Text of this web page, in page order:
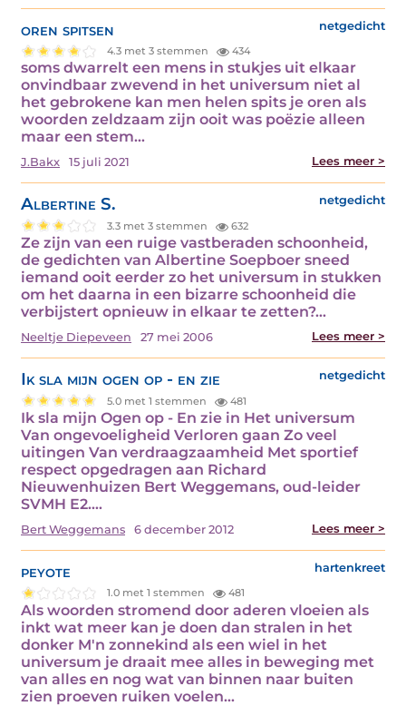
oren spitsen netgedicht
4.3 met 3 stemmen 434
soms dwarrelt een mens in stukjes uit elkaar
onvindbaar zwevend in het universum niet al
het gebrokene kan men helen spits je oren als
woorden zeldzaam zijn ooit was poëzie alleen
maar een stem…
J.Bakx 15 juli 2021 Lees meer >
Albertine S. netgedicht
3.3 met 3 stemmen 632
Ze zijn van een ruige vastberaden schoonheid,
de gedichten van Albertine Soepboer sneed
iemand ooit eerder zo het universum in stukken
om het daarna in een bizarre schoonheid die
verbijstert opnieuw in elkaar te zetten?…
Neeltje Diepeveen 27 mei 2006 Lees meer >
Ik sla mijn ogen op - en zie netgedicht
5.0 met 1 stemmen 481
Ik sla mijn Ogen op - En zie in Het universum
Van ongevoeligheid Verloren gaan Zo veel
uitingen Van verdraagzaamheid Met sportief
respect opgedragen aan Richard
Nieuwenhuizen Bert Weggemans, oud-leider
SVMH E2.…
Bert Weggemans 6 december 2012 Lees meer >
peyote hartenkreet
1.0 met 1 stemmen 481
Als woorden stromend door aderen vloeien als
inkt wat meer kan je doen dan stralen in het
donker M'n zonnekind als een wiel in het
universum je draait mee alles in beweging met
van alles en nog wat van binnen naar buiten
zien proeven ruiken voelen…